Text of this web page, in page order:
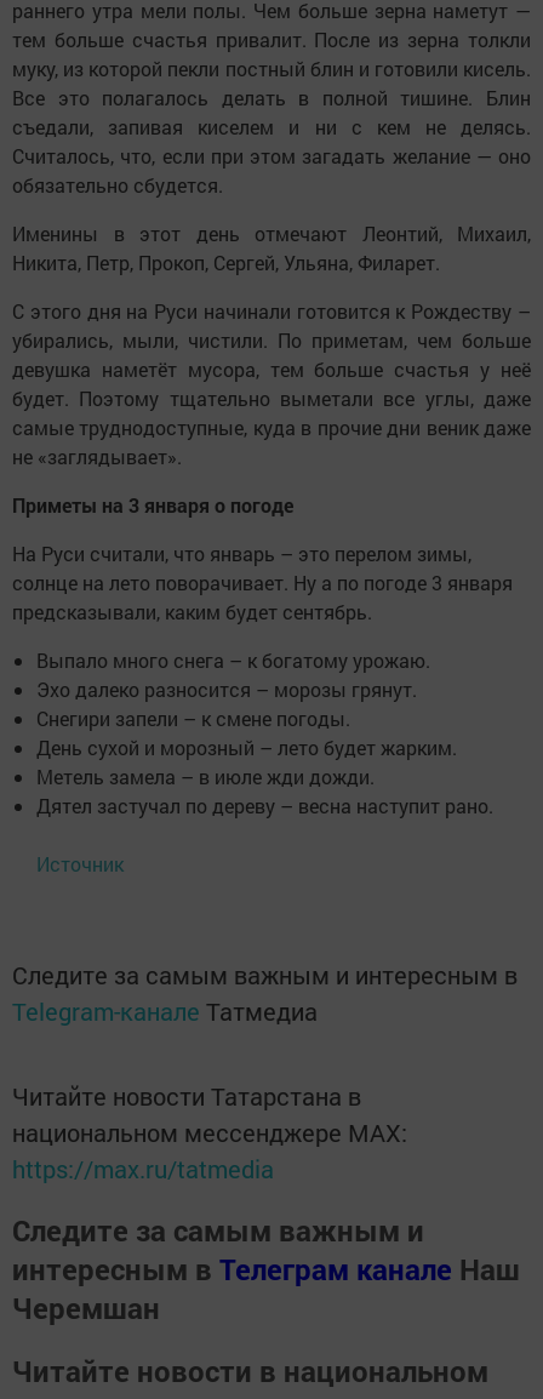
раннего утра мели полы. Чем больше зерна наметут —
тем больше счастья привалит. После из зерна толкли
муку, из которой пекли постный блин и готовили кисель.
Все это полагалось делать в полной тишине. Блин
съедали, запивая киселем и ни с кем не делясь.
Считалось, что, если при этом загадать желание — оно
обязательно сбудется.
Именины в этот день отмечают Леонтий, Михаил,
Никита, Петр, Прокоп, Сергей, Ульяна, Филарет.
С этого дня на Руси начинали готовится к Рождеству –
убирались, мыли, чистили. По приметам, чем больше
девушка наметёт мусора, тем больше счастья у неё
будет. Поэтому тщательно выметали все углы, даже
самые труднодоступные, куда в прочие дни веник даже
не «заглядывает».
Приметы на 3 января о погоде
На Руси считали, что январь – это перелом зимы,
солнце на лето поворачивает. Ну а по погоде 3 января
предсказывали, каким будет сентябрь.
Выпало много снега – к богатому урожаю.
Эхо далеко разносится – морозы грянут.
Снегири запели – к смене погоды.
День сухой и морозный – лето будет жарким.
Метель замела – в июле жди дожди.
Дятел застучал по дереву – весна наступит рано.
Источник
Следите за самым важным и интересным в
Telegram-канале Татмедиа
Читайте новости Татарстана в
национальном мессенджере MАХ:
https://max.ru/tatmedia
Следите за самым важным и
интересным в Телеграм канале Наш
Черемшан
Читайте новости в национальном